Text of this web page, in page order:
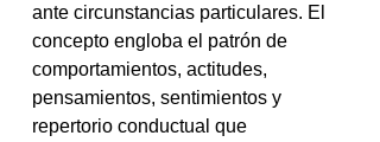
ante circunstancias particulares. El
concepto engloba el patrón de
comportamientos, actitudes,
pensamientos, sentimientos y
repertorio conductual que